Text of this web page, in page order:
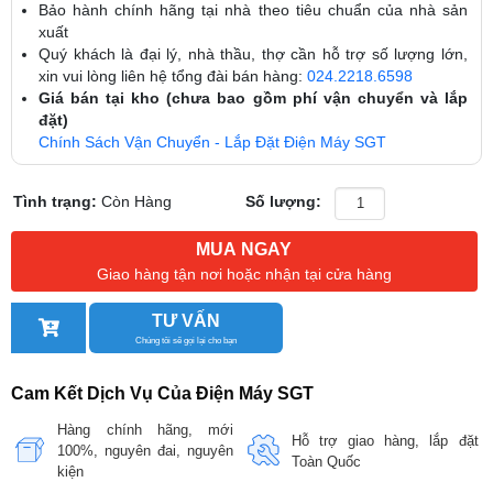
Bảo hành chính hãng tại nhà theo tiêu chuẩn của nhà sản
xuất
Quý khách là đại lý, nhà thầu, thợ cần hỗ trợ số lượng lớn,
xin vui lòng liên hệ tổng đài bán hàng: 024.2218.6598
Giá bán tại kho (chưa bao gồm phí vận chuyển và lắp
đặt)
Chính Sách Vận Chuyển - Lắp Đặt Điện Máy SGT
Tình trạng:Còn Hàng Số lượng:
MUA NGAY
Giao hàng tận nơi hoặc nhận tại cửa hàng
TƯ VẤN
Chúng tôi sẽ gọi lại cho bạn
Cam Kết Dịch Vụ Của Điện Máy SGT
Hàng chính hãng, mới
100%, nguyên đai, nguyên
kiện
Hỗ trợ giao hàng, lắp đặt
Toàn Quốc